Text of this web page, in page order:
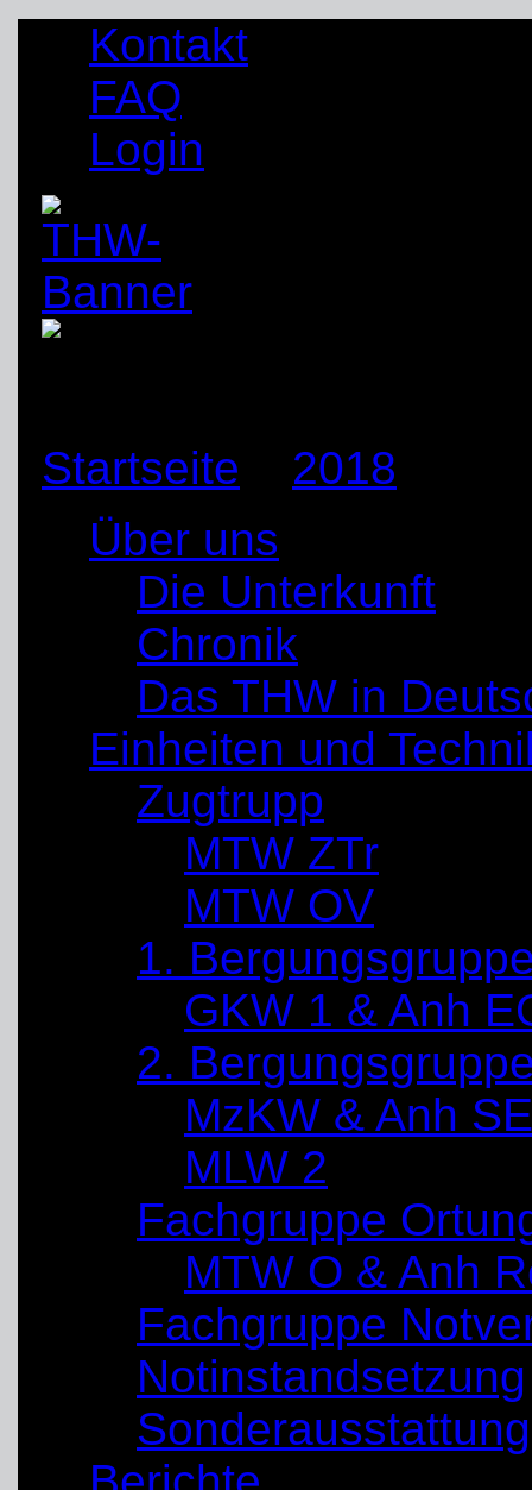
Kontakt
FAQ
Login
Startseite 2018
Über uns
Die Unterkunft
Chronik
Das THW in
Einheiten und
Zugtrupp
MTW ZTr
MTW OV
1.
GKW 1 & Anh
2.
MzKW & Anh
MLW 2
Fachgruppe
MTW O & Anh
Fachgruppe
Notinstandsetzung
Sonderausstattung